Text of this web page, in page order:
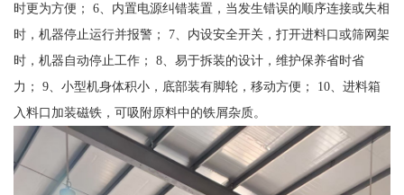
时更为方便； 6、内置电源纠错装置，当发生错误的顺序连接或失相
时，机器停止运行并报警； 7、内设安全开关，打开进料口或筛网架
时，机器自动停止工作； 8、易于拆装的设计，维护保养省时省
力； 9、小型机身体积小，底部装有脚轮，移动方便； 10、进料箱
入料口加装磁铁，可吸附原料中的铁屑杂质。